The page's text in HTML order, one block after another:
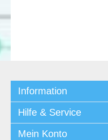
Information
Hilfe & Service
Mein Konto